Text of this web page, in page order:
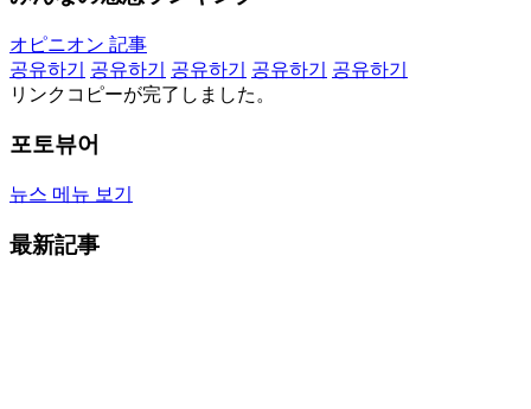
オピニオン 記事
공유하기
공유하기 공유하기 공유하기
공유하기
リンクコピーが完了しました。
포토뷰어
뉴스 메뉴 보기
最新記事